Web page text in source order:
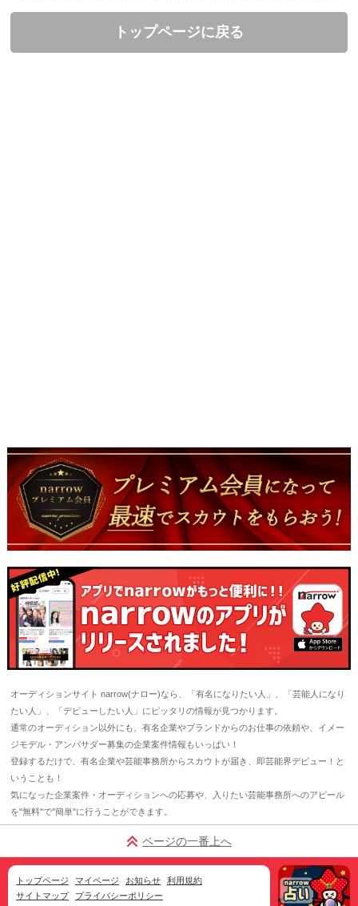
トップページに戻る
オーディションサイト narrow(ナロー)なら、「有名になりたい人」、「芸能人になり
たい人」、「デビューしたい人」にピッタリの情報が見つかります。
通常のオーディション以外にも、有名企業やブランドからのお仕事の依頼や、イメー
ジモデル・アンバサダー募集の企業案件情報もいっぱい！
登録するだけで、有名企業や芸能事務所からスカウトが届き、即芸能界デビュー！と
いうことも！
気になった企業案件・オーディションへの応募や、入りたい芸能事務所へのアピール
を"無料"で"簡単"に行うことができます。
ページの一番上へ
トップページ マイページ お知らせ
利用規約
サイトマップ
プライバシーポリシー